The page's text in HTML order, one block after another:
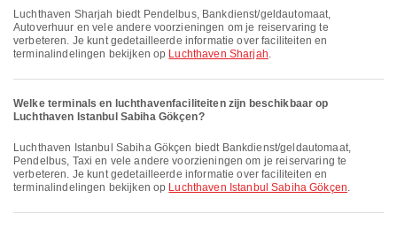
Luchthaven Sharjah biedt Pendelbus, Bankdienst/geldautomaat,
Autoverhuur en vele andere voorzieningen om je reiservaring te
verbeteren. Je kunt gedetailleerde informatie over faciliteiten en
terminalindelingen bekijken op Luchthaven Sharjah.
Welke terminals en luchthavenfaciliteiten zijn beschikbaar op
Luchthaven Istanbul Sabiha Gökçen?
Luchthaven Istanbul Sabiha Gökçen biedt Bankdienst/geldautomaat,
Pendelbus, Taxi en vele andere voorzieningen om je reiservaring te
verbeteren. Je kunt gedetailleerde informatie over faciliteiten en
terminalindelingen bekijken op Luchthaven Istanbul Sabiha Gökçen.